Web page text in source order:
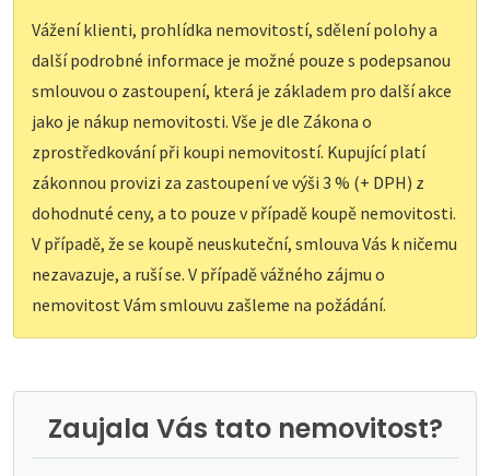
Vážení klienti, prohlídka nemovitostí, sdělení polohy a
další podrobné informace je možné pouze s podepsanou
smlouvou o zastoupení, která je základem pro další akce
jako je nákup nemovitosti. Vše je dle Zákona o
zprostředkování při koupi nemovitostí. Kupující platí
zákonnou provizi za zastoupení ve výši 3 % (+ DPH) z
dohodnuté ceny, a to pouze v případě koupě nemovitosti.
V případě, že se koupě neuskuteční, smlouva Vás k ničemu
nezavazuje, a ruší se. V případě vážného zájmu o
nemovitost Vám smlouvu zašleme na požádání.
Zaujala Vás tato nemovitost?